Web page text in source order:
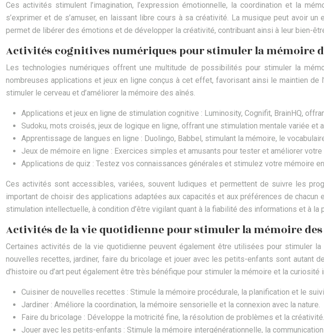
Ces activités stimulent l’imagination, l’expression émotionnelle, la coordination et la
s’exprimer et de s’amuser, en laissant libre cours à sa créativité. La musique peut avoir
permet de libérer des émotions et de développer la créativité, contribuant ainsi à leur bien-
Activités cognitives numériques pour stimuler la mémoire
Les technologies numériques offrent une multitude de possibilités pour stimuler la
nombreuses applications et jeux en ligne conçus à cet effet, favorisant ainsi le maintien de
stimuler le cerveau et d’améliorer la mémoire des aînés.
Applications et jeux en ligne de stimulation cognitive : Luminosity, Cognifit, BrainHQ,
Sudoku, mots croisés, jeux de logique en ligne, offrant une stimulation mentale variée et
Apprentissage de langues en ligne : Duolingo, Babbel, stimulant la mémoire, le
Jeux de mémoire en ligne : Exercices simples et amusants pour tester et améliorer
Applications de quiz : Testez vos connaissances générales et stimulez votre mémoire
Ces activités sont accessibles, variées, souvent ludiques et permettent de suivre les
important de choisir des applications adaptées aux capacités et aux préférences de
stimulation intellectuelle, à condition d’être vigilant quant à la fiabilité des informations et à
Activités de la vie quotidienne pour stimuler la mémoire
Certaines activités de la vie quotidienne peuvent également être utilisées pour stimuler
nouvelles recettes, jardiner, faire du bricolage et jouer avec les petits-enfants sont autant
d’histoire ou d’art peut également être très bénéfique pour stimuler la mémoire et la curiosité
Cuisiner de nouvelles recettes : Stimule la mémoire procédurale, la planification et le
Jardiner : Améliore la coordination, la mémoire sensorielle et la connexion avec la nature.
Faire du bricolage : Développe la motricité fine, la résolution de problèmes et la créativité.
Jouer avec les petits-enfants : Stimule la mémoire intergénérationnelle, la